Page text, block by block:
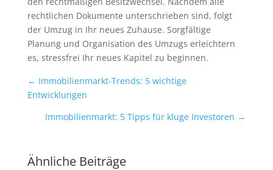
rechtlichen Dokumente unterschrieben sind, folgt
der Umzug in Ihr neues Zuhause. Sorgfältige
Planung und Organisation des Umzugs erleichtern
es, stressfrei Ihr neues Kapitel zu beginnen.
← Immobilienmarkt-Trends: 5 wichtige
Entwicklungen
Immobilienmarkt: 5 Tipps für kluge Investoren →
Ähnliche Beiträge